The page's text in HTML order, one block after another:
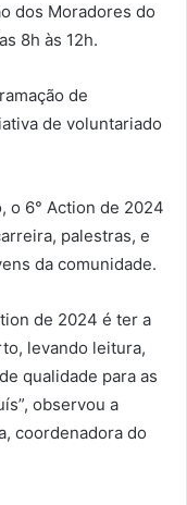
dos Moradores do
8h às 12h.
de
de voluntariado
o 6° Action de 2024
palestras, e
da comunidade.
de 2024 é ter a
levando leitura,
qualidade para as
observou a
coordenadora do